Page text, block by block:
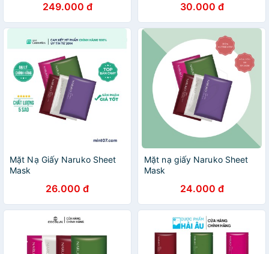
249.000 đ 30.000 đ
Mặt Nạ Giấy Naruko Sheet
Mask
26.000 đ
Mặt nạ giấy Naruko Sheet
Mask
24.000 đ